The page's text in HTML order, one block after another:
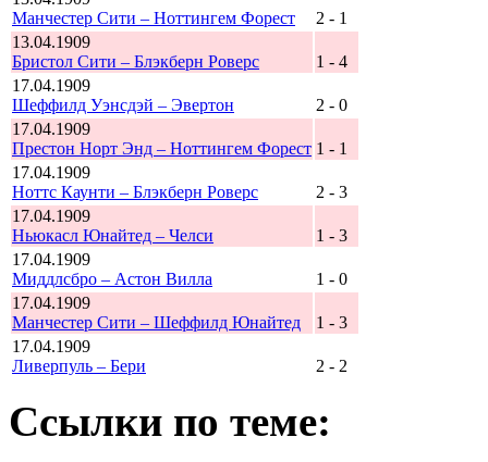
Манчестер Сити – Ноттингем Форест
2 - 1
13.04.1909
Бристол Сити – Блэкберн Роверс
1 - 4
17.04.1909
Шеффилд Уэнсдэй – Эвертон
2 - 0
17.04.1909
Престон Норт Энд – Ноттингем Форест 1 - 1
17.04.1909
Ноттс Каунти – Блэкберн Роверс
2 - 3
17.04.1909
Ньюкасл Юнайтед – Челси
1 - 3
17.04.1909
Миддлсбро – Астон Вилла
1 - 0
17.04.1909
Манчестер Сити – Шеффилд Юнайтед
1 - 3
17.04.1909
Ливерпуль – Бери
2 - 2
Ссылки по теме: